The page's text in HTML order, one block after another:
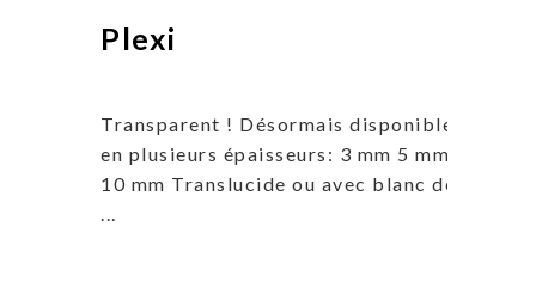
Plexi
Transparent ! Désormais disponible
en plusieurs épaisseurs: 3 mm 5 mm
10 mm Translucide ou avec blanc de
...